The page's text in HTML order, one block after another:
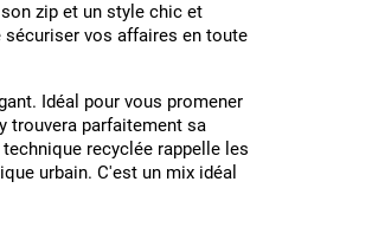
zip et un style chic et
vos affaires en toute
Idéal pour vous promener
trouvera parfaitement sa
recyclée rappelle les
urbain. C'est un mix idéal